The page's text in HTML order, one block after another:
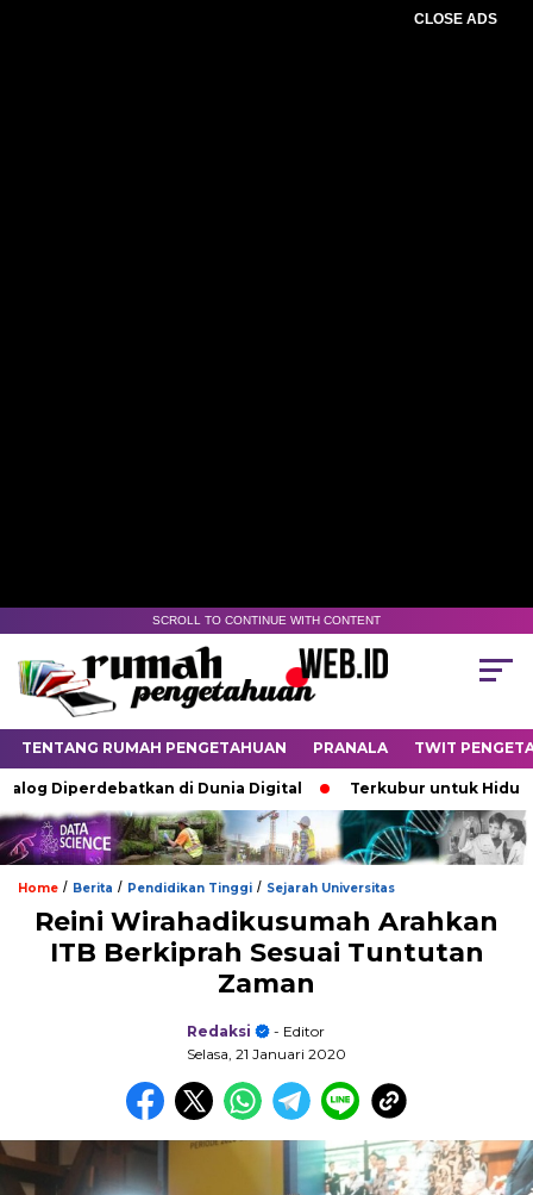
CLOSE ADS
SCROLL TO CONTINUE WITH CONTENT
TENTANG RUMAH PENGETAHUAN PRANALA TWIT
di Dunia Digital Terkubur untuk Hidup
Home / Berita / Pendidikan Tinggi / Sejarah Universitas
Reini Wirahadikusumah Arahkan
ITB Berkiprah Sesuai Tuntutan
Zaman
Redaksi
- Editor
Selasa, 21 Januari 2020